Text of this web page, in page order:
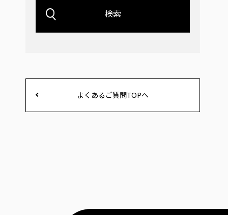
検索
よくあるご質問TOPへ